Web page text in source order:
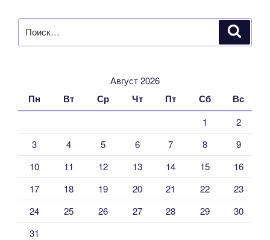
Август 2026
Пн Вт Ср Чт Пт Сб Вс
1
2
3
4 5 6 7 8
9
10
11 12 13 14 15
16
17
18 19 20 21 22
23
24
25 26 27 28 29
30
31